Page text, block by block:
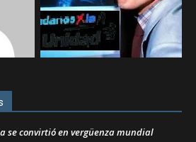
se convirtió en vergüenza mundial